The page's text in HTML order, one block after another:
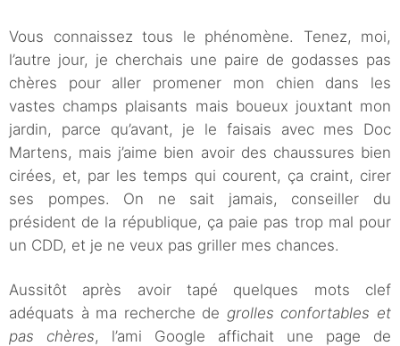
Vous connaissez tous le phénomène. Tenez, moi,
l’autre jour, je cherchais une paire de godasses pas
chères pour aller promener mon chien dans les
vastes champs plaisants mais boueux jouxtant mon
jardin, parce qu’avant, je le faisais avec mes Doc
Martens, mais j’aime bien avoir des chaussures bien
cirées, et, par les temps qui courent, ça craint, cirer
ses pompes. On ne sait jamais, conseiller du
président de la république, ça paie pas trop mal pour
un CDD, et je ne veux pas griller mes chances.
Aussitôt après avoir tapé quelques mots clef
adéquats à ma recherche de grolles confortables et
pas chères, l’ami Google affichait une page de